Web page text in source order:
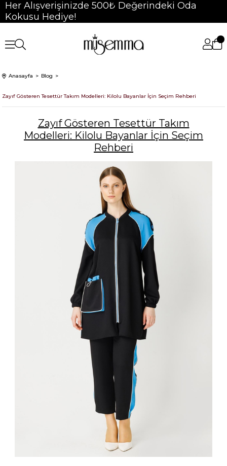
Her Alışverişinizde 500₺ Değerindeki Oda
Kokusu Hediye!
Anasayfa Blog
Zayıf Gösteren Tesettür Takım Modelleri: Kilolu Bayanlar İçin Seçim Rehberi
Zayıf Gösteren Tesettür Takım
Modelleri: Kilolu Bayanlar İçin Seçim
Rehberi